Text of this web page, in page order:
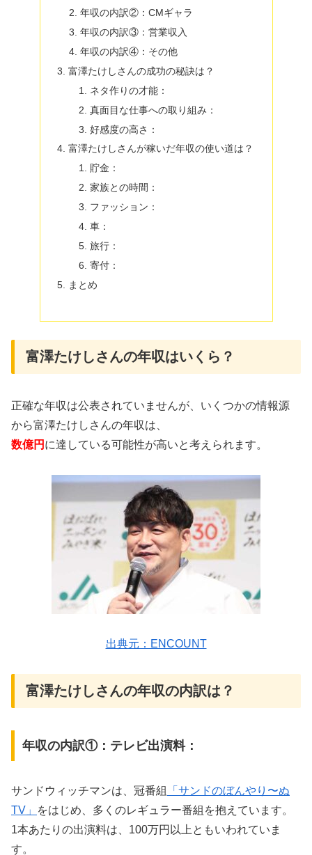
年収の内訳②：CMギャラ
年収の内訳③：営業収入
年収の内訳④：その他
富澤たけしさんの成功の秘訣は？
ネタ作りの才能：
真面目な仕事への取り組み：
好感度の高さ：
富澤たけしさんが稼いだ年収の使い道は？
貯金：
家族との時間：
ファッション：
車：
旅行：
寄付：
まとめ
富澤たけしさんの年収はいくら？
正確な年収は公表されていませんが、いくつかの情報源
から富澤たけしさんの年収は、
数億円 に達している可能性が高いと考えられます。
出典元：ENCOUNT
富澤たけしさんの年収の内訳は？
年収の内訳①：テレビ出演料：
サンドウィッチマンは、冠番組
「サンドのぼんやり〜ぬ
TV」
をはじめ、多くのレギュラー番組を抱えています。
1本あたりの出演料は、100万円以上ともいわれていま
す。